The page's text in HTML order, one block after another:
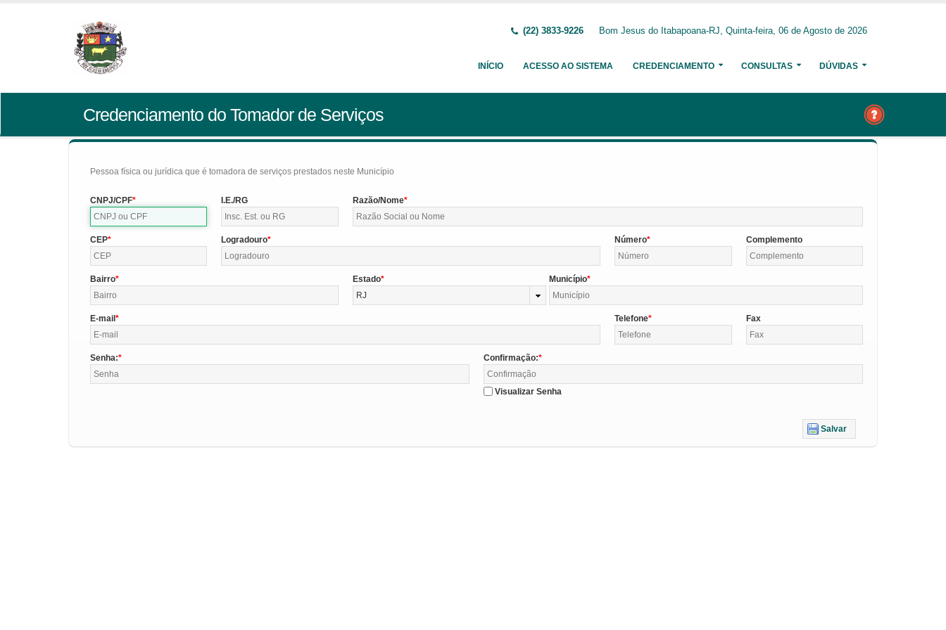
(22) 3833-9226 Bom Jesus do Itabapoana-RJ, Quinta-feira, 06 de Agosto de 2026
INÍCIO ACESSO AO SISTEMA CREDENCIAMENTO CONSULTAS DÚVIDAS
Credenciamento do Tomador de Serviços
Pessoa física ou jurídica que é tomadora de serviços prestados neste Município
CNPJ/CPF I.E./RG Razão/Nome
CEP Logradouro Número Complemento
Bairro
Estado
RJ
Município
E-mail Telefone Fax
Senha: Confirmação:
Visualizar Senha
Salvar